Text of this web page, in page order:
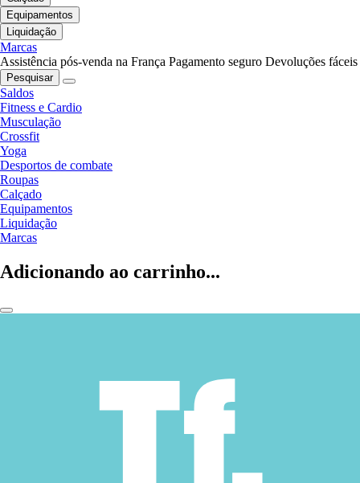
Equipamentos
Liquidação
Marcas
Assistência pós-venda na França Pagamento seguro Devoluções fáceis
Pesquisar
Saldos
Fitness e Cardio
Musculação
Crossfit
Yoga
Desportos de combate
Roupas
Calçado
Equipamentos
Liquidação
Marcas
Adicionando ao carrinho...